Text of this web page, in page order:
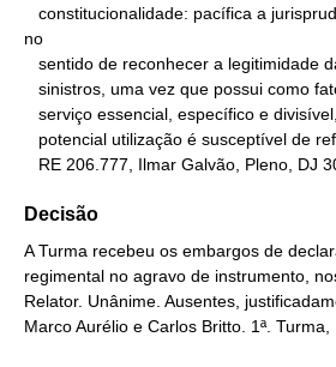
no
RE 206.777, Ilmar Galvão, Pleno, DJ
Decisão
A Turma recebeu os embargos de
regimental no agravo de instrumento,
Relator. Unânime. Ausentes,
Marco Aurélio e Carlos Britto. 1ª.